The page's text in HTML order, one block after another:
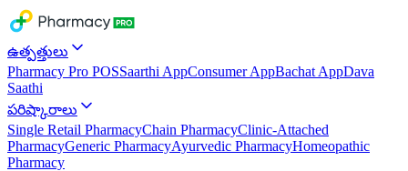
ఉత్పత్తులు
Pharmacy Pro POSSaarthi AppConsumer AppBachat AppDava
Saathi
పరిష్కారాలు
Single Retail PharmacyChain PharmacyClinic-Attached
PharmacyGeneric PharmacyAyurvedic PharmacyHomeopathic
Pharmacy